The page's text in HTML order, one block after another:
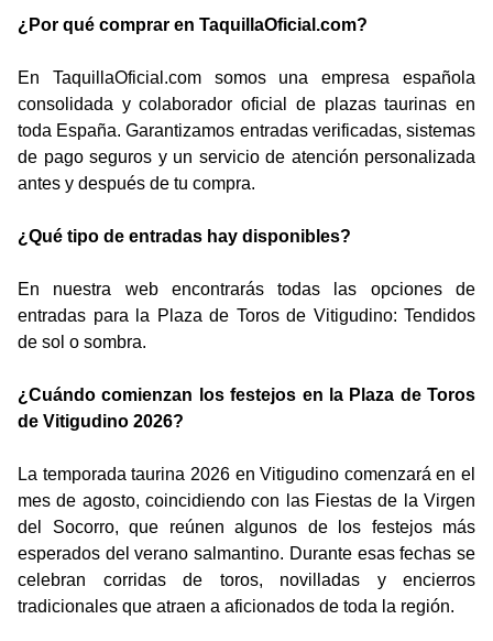
¿Por qué comprar en TaquillaOficial.com?
En TaquillaOficial.com somos una empresa española
consolidada y colaborador oficial de plazas taurinas en
toda España. Garantizamos entradas verificadas, sistemas
de pago seguros y un servicio de atención personalizada
antes y después de tu compra.
¿Qué tipo de entradas hay disponibles?
En nuestra web encontrarás todas las opciones de
entradas para la Plaza de Toros de Vitigudino: Tendidos
de sol o sombra.
¿Cuándo comienzan los festejos en la Plaza de Toros
de Vitigudino 2026?
La temporada taurina 2026 en Vitigudino comenzará en el
mes de agosto, coincidiendo con las Fiestas de la Virgen
del Socorro, que reúnen algunos de los festejos más
esperados del verano salmantino. Durante esas fechas se
celebran corridas de toros, novilladas y encierros
tradicionales que atraen a aficionados de toda la región.